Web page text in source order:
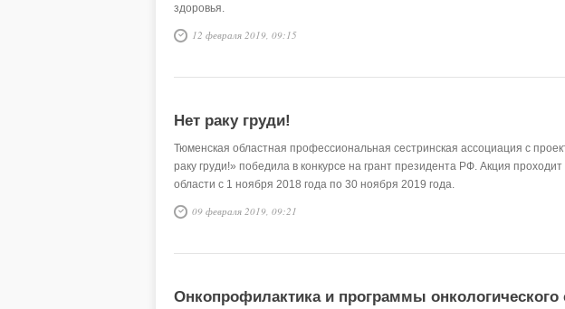
здоровья.
12 февраля 2019, 09:15
Нет раку груди!
Тюменская областная профессиональная сестринская ассоциация с
раку груди!» победила в конкурсе на грант президента РФ. Акция
области с 1 ноября 2018 года по 30 ноября 2019 года.
09 февраля 2019, 09:21
Онкопрофилактика и программы онкологического